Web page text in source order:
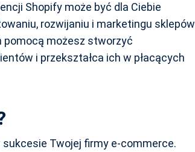
Shopify może być dla Ciebie
rozwijaniu i marketingu sklepów
pomocą możesz stworzyć
i przekształca ich w płacących
Twojej firmy e-commerce.